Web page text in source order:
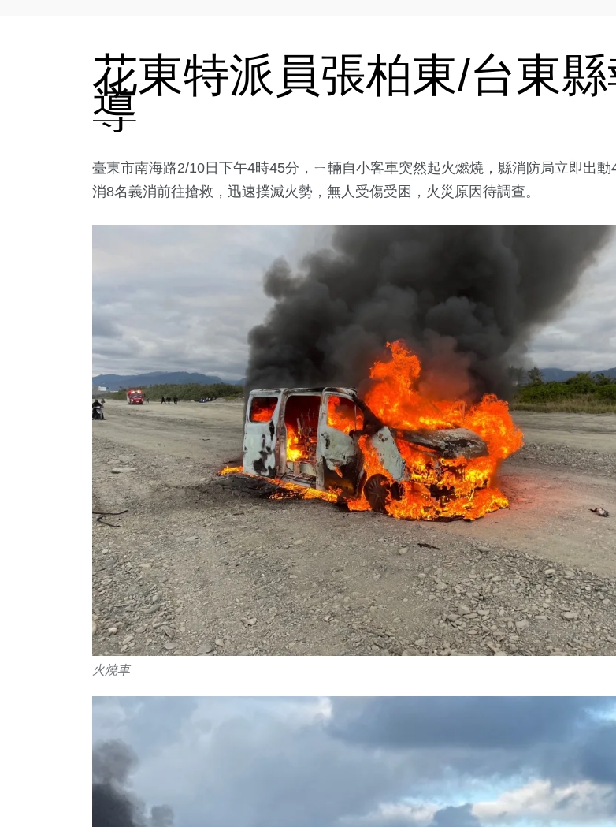
花東特派員張柏東/台東縣
導
臺東市南海路2/10日下午4時45分，ㄧ輛自小客車突然起火燃燒，縣消防局立即出動
消8名義消前往搶救，迅速撲滅火勢，無人受傷受困，火災原因待調查。
火燒車
39+
宗教
74+
專欄
122+
健康
412+
綜合新聞
21+
科技新知
28+
頭條
1+
大陸